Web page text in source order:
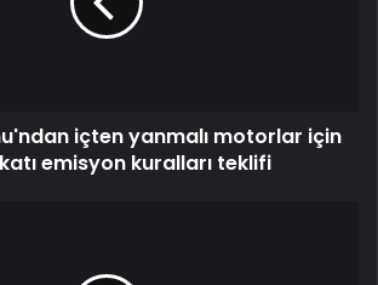
içten yanmalı motorlar için
emisyon kuralları teklifi